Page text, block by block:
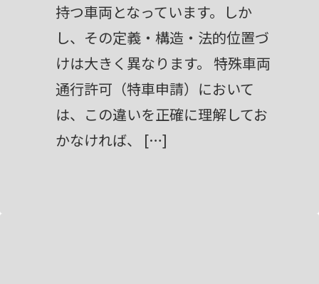
持つ車両となっています。しか
し、その定義・構造・法的位置づ
けは大きく異なります。 特殊車両
通行許可（特車申請）において
は、この違いを正確に理解してお
かなければ、 […]